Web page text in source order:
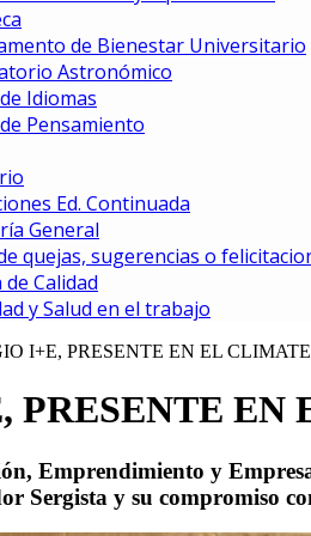
MAF – Maestría en
MAGD – Maestría en Analítica y
MCI – Maestría en Comercio
MDEMEC – Maestría en
MGCS – Maestría en Gerencia
Maestría en Gerencia
MGIED – Maestría en Gestión
MGE – Maestría en Gestión
ESPECIALIZACIONES
Especialización en Comercio
Especialización en Gerencia de
Especialización en Gerencia
Especialización en Gerencia
Especialización en Gerencia
Especialización en Gestión de
de Bienestar Universitario
Astronómico
Idiomas
Pensamiento
Ed. Continuada
General
quejas, sugerencias o
Calidad
y Salud en el trabajo
I+E, PRESENTE EN EL
PRESENTE
Emprendimiento y
Sergista y su compromiso